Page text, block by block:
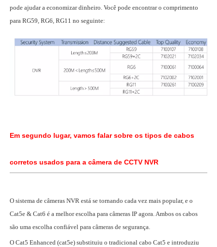
pode ajudar a economizar dinheiro. Você pode encontrar o comprimento
para RG59, RG6, RG11 no seguinte:
Em segundo lugar, vamos falar sobre os tipos de cabos
corretos usados para a câmera de CCTV NVR
O sistema de câmeras NVR está se tornando cada vez mais popular, e o
Cat5e & Cat6 é a melhor escolha para câmeras IP agora. Ambos os cabos
são uma escolha confiável para câmeras de segurança.
O Cat5 Enhanced (cat5e) substituiu o tradicional cabo Cat5 e introduziu